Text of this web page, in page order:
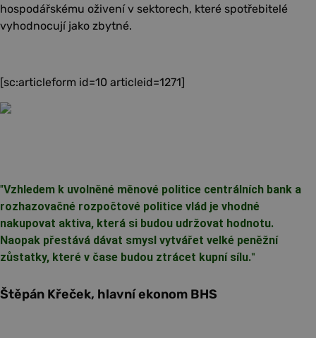
hospodářskému oživení v sektorech, které spotřebitelé
vyhodnocují jako zbytné.
[sc:articleform id=10 articleid=1271]
"Vzhledem k uvolněné měnové politice centrálních bank a
rozhazovačné rozpočtové politice vlád je vhodné
nakupovat aktiva, která si budou udržovat hodnotu.
Naopak přestává dávat smysl vytvářet velké peněžní
zůstatky, které v čase budou ztrácet kupní sílu."
Štěpán Křeček, hlavní ekonom BHS